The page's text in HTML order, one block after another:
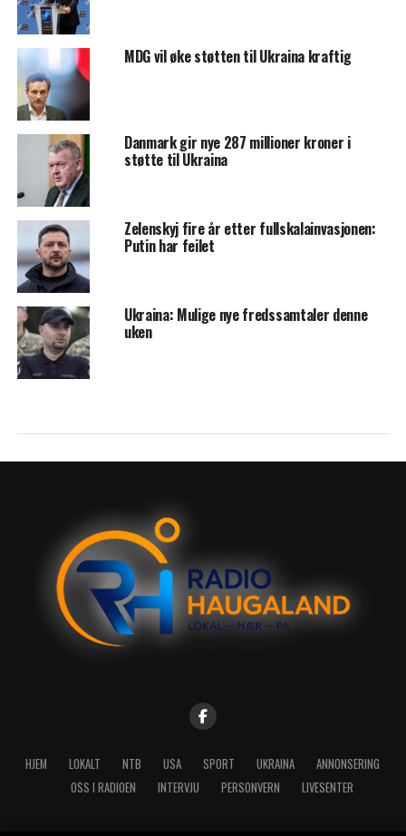
MDG vil øke støtten til Ukraina kraftig
Danmark gir nye 287 millioner kroner i
støtte til Ukraina
Zelenskyj fire år etter fullskalainvasjonen:
Putin har feilet
Ukraina: Mulige nye fredssamtaler denne
uken
HJEM LOKALT NTB USA SPORT UKRAINA
ANNONSERING
OSS I RADIOEN
INTERVJU PERSONVERN LIVESENTER